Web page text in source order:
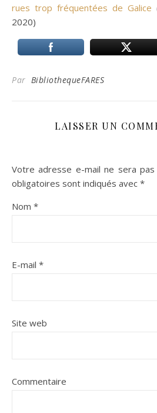
rues trop fréquentées de Galice
2020)
Par BibliothequeFARES
LAISSER UN
Votre adresse e-mail ne sera pas
obligatoires sont indiqués avec *
Nom *
E-mail *
Site web
Commentaire